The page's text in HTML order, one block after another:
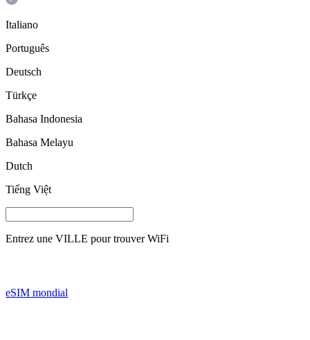
Italiano
Português
Deutsch
Türkçe
Bahasa Indonesia
Bahasa Melayu
Dutch
Tiếng Việt
Entrez une VILLE pour trouver WiFi
eSIM mondial